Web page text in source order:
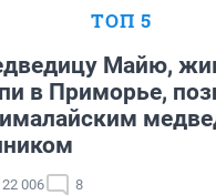
ТОП 5
Майю,
в Приморье,
22 006 8